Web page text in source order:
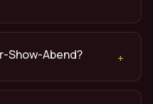
Show-Abend? +